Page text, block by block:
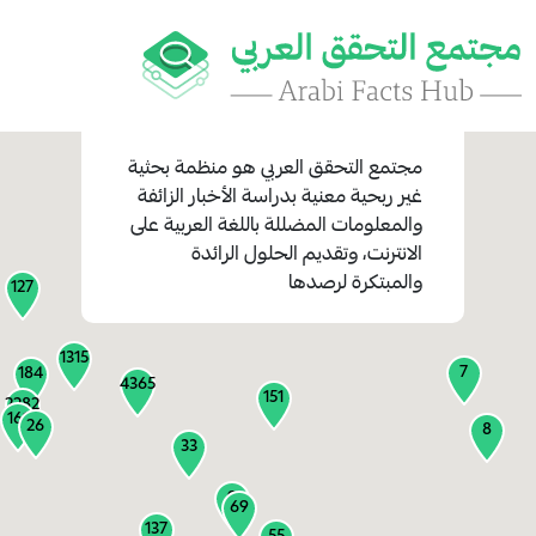
69
127
137
2282
8
4365
184
33
7
151
1315
26
1
9
161
مجتمع التحقق العربيهو منظمة بحثية
غير ربحية معنية بدراسة الأخبار الزائفة
والمعلومات المضللة باللغة العربية على
الانترنت، وتقديم الحلول الرائدة
والمبتكرة لرصدها